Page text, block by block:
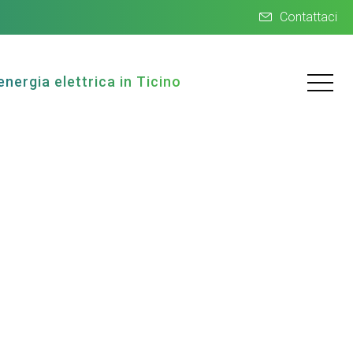
Contattaci
elettrica in Ticino